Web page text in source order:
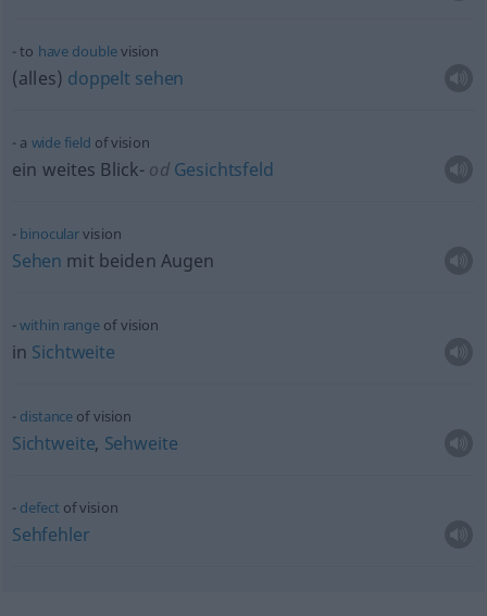
to have doublevision
(alles) doppelt sehen
a widefield of vision
ein weites Blick- odGesichtsfeld
binocularvision
Sehen mit beiden Augen
within rangeof vision
in Sichtweite
distance of vision
Sichtweite, Sehweite
defect of vision
Sehfehler